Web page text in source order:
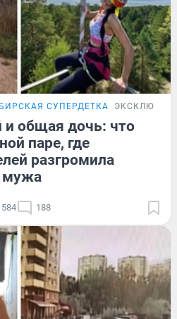
СУПЕРДЕТКА ЭКСКЛЮЗИВ
и общая дочь: что
паре, где
разгромила
мужа
584 188